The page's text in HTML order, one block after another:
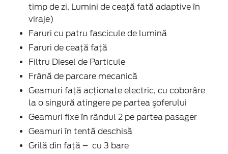
timp de zi, Lumini de ceață fată adaptive în
viraje)
Faruri cu patru fascicule de lumină
Faruri de ceaţă faţă
Filtru Diesel de Particule
Frână de parcare mecanică
Geamuri faţă acţionate electric, cu coborâre
la o singură atingere pe partea şoferului
Geamuri fixe în rândul 2 pe partea pasager
Geamuri în tentă deschisă
Grilă din față – cu 3 bare